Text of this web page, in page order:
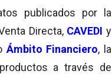
publicados por la
Directa, CAVEDI y
Ámbito Financiero, la
a través de